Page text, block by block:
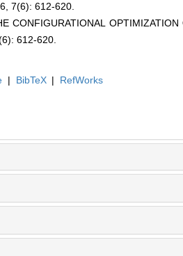
7(6): 612-620.
CONFIGURATIONAL OPTIMIZATION
612-620.
| BibTeX |
RefWorks